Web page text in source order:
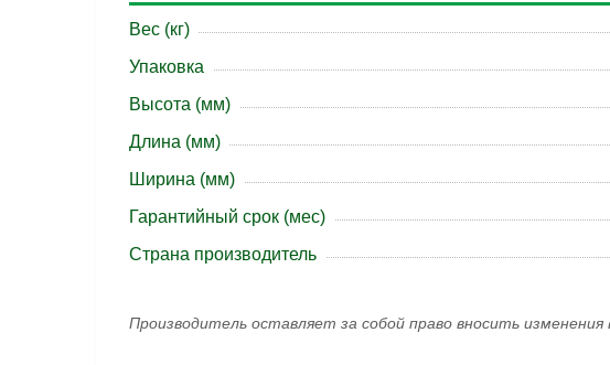
Вес (кг)
Упаковка
Высота (мм)
Длина (мм)
Ширина (мм)
Гарантийный срок (мес)
Страна производитель
Производитель оставляет за собой право вносить